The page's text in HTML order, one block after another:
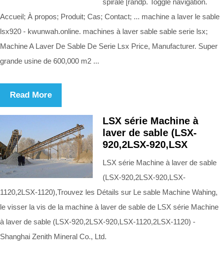
Accueil; À propos; Produit; Cas; Contact; ... machine a laver le sable
lsx920 - kwunwah.online. machines à laver sable sable serie lsx;
Machine A Laver De Sable De Serie Lsx Price, Manufacturer. Super
grande usine de 600,000 m2 ...
Read More
LSX série Machine à
laver de sable (LSX-
920,2LSX-920,LSX
LSX série Machine à laver de sable
(LSX-920,2LSX-920,LSX-
1120,2LSX-1120),Trouvez les Détails sur Le sable Machine Wahing,
le visser la vis de la machine à laver de sable de LSX série Machine
à laver de sable (LSX-920,2LSX-920,LSX-1120,2LSX-1120) -
Shanghai Zenith Mineral Co., Ltd.